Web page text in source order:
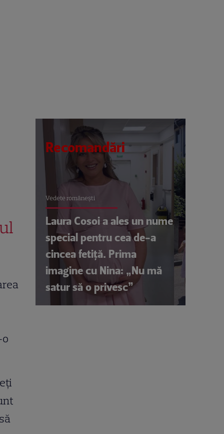
Recomandări
Vedete româneşti
Laura Cosoi a ales un nume
special pentru cea de-a
cincea fetiță. Prima
imagine cu Nina: „Nu mă
satur să o privesc”